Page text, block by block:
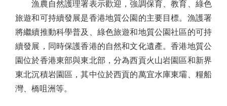
漁農自然護理署表示歡迎，強調保育、教育、綠色
旅遊和可持續發展是香港地質公園的主要目標。漁護署
將繼續推動科學普及、綠色旅遊和地質公園社區的可持
續發展，同時保護香港的自然和文化遺產。香港地質公
園位於香港東部與東北部，分為西貢火山岩園區和新界
東北沉積岩園區，其中位於西貢的萬宜水庫東壩、糧船
灣、橋咀洲等。